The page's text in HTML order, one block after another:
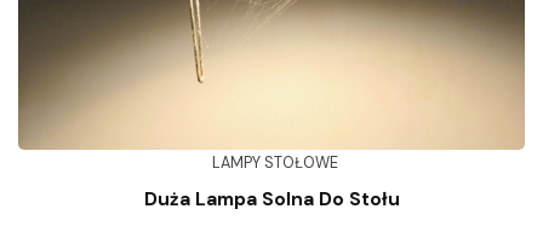
LAMPY STOŁOWE
Duża Lampa Solna Do Stołu